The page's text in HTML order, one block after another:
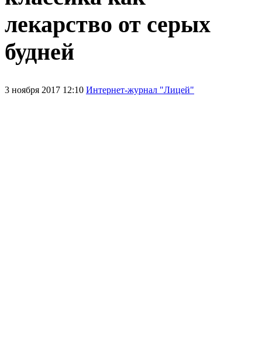
лекарство от серых
будней
3 ноября 2017 12:10 Интернет-журнал "Лицей"